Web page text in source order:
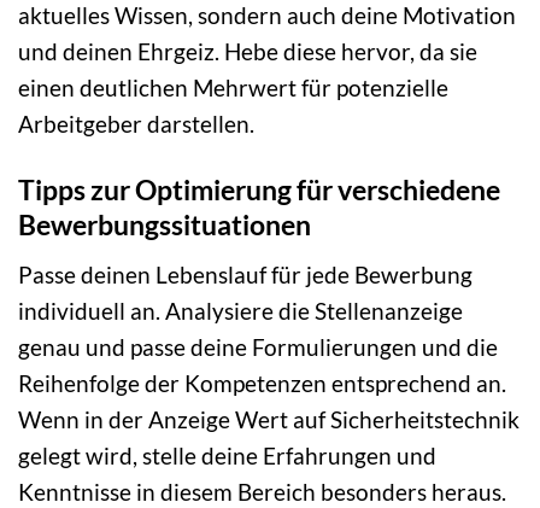
aktuelles Wissen, sondern auch deine Motivation
und deinen Ehrgeiz. Hebe diese hervor, da sie
einen deutlichen Mehrwert für potenzielle
Arbeitgeber darstellen.
Tipps zur Optimierung für verschiedene
Bewerbungssituationen
Passe deinen Lebenslauf für jede Bewerbung
individuell an. Analysiere die Stellenanzeige
genau und passe deine Formulierungen und die
Reihenfolge der Kompetenzen entsprechend an.
Wenn in der Anzeige Wert auf Sicherheitstechnik
gelegt wird, stelle deine Erfahrungen und
Kenntnisse in diesem Bereich besonders heraus.